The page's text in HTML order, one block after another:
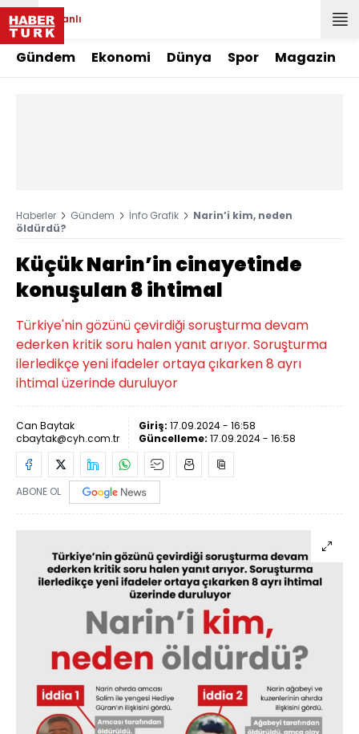
Canlı
Gündem Ekonomi Dünya Spor Magazin
Haberler Gündem İnfo Grafik
Narin’i kim, neden
öldürdü?
Küçük Narin’in cinayetinde
konuşulan 8 ihtimal
Türkiye'nin gözünü çevirdiği soruşturma devam
ederken kritik soru halen yanıt arıyor. Soruşturma
ilerledikçe yeni ifadeler ortaya çıkarken 8 ayrı
ihtimal üzerinde duruluyor
Can Baytak
cbaytak@cyh.com.tr
Giriş: 17.09.2024 - 16:58
Güncelleme: 17.09.2024 - 16:58
ABONE OL